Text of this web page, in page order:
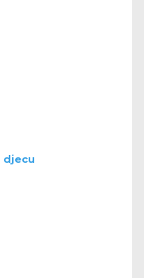
djecu